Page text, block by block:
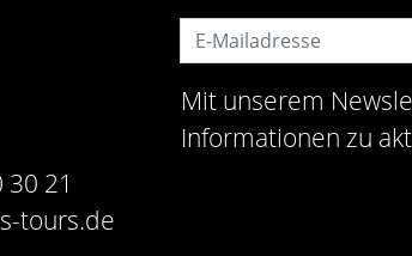
21
tours.de
Mit unserem
Informationen zu